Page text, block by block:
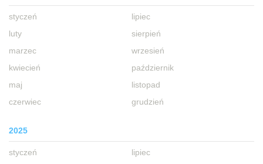
styczeń
luty
marzec
kwiecień
maj
czerwiec
lipiec
sierpień
wrzesień
październik
listopad
grudzień
2025
styczeń
lipiec